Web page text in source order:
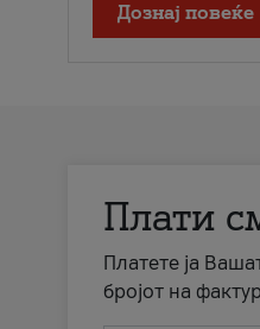
Дознај повеќе
Плати
Платете ја
бројот на